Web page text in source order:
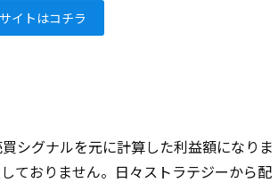
イトはコチラ
シグナルを元に計算した利益額になりま
ておりません。日々ストラテジーから配